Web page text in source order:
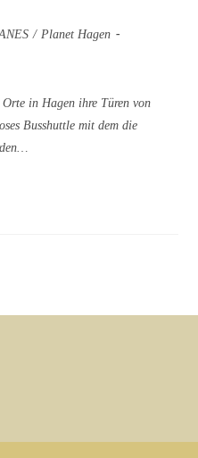
/ Planet Hagen
in Hagen ihre Türen von
Busshuttle mit dem die